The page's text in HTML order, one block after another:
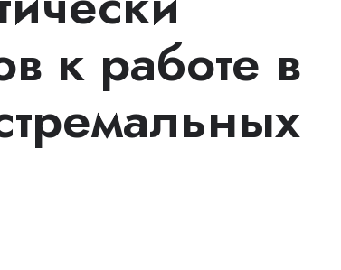
к работе в